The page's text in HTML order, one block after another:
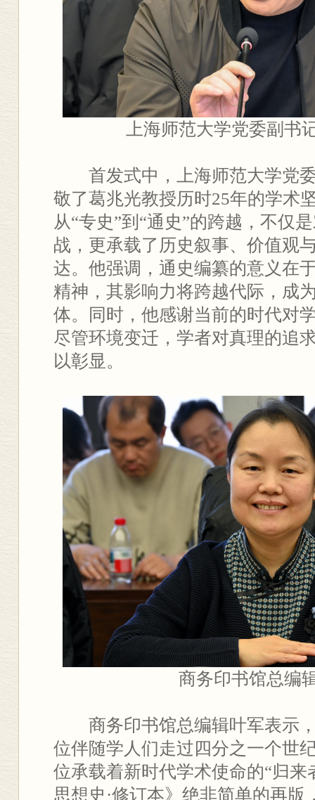
上海师范大学党委副书
首发式中，上海师范大学党
敬了葛兆光教授历时25年的学术
从“专史”到“通史”的跨越，不仅
战，更承载了历史叙事、价值观
达。他强调，通史编纂的意义在
精神，其影响力将跨越代际，成
体。同时，他感谢当前的时代对
尽管环境变迁，学者对真理的追
以彰显。
商务印书馆总编
商务印书馆总编辑叶军表示
位伴随学人们走过四分之一个世
位承载着新时代学术使命的“归来
思想史·修订本》绝非简单的再版